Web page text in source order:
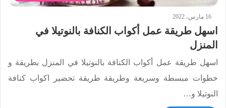
16 مارس، 2022
اسهل طريقة عمل أكواب الكنافة بالنوتيلا في
المنزل
اسهل طريقة عمل أكواب الكنافة بالنوتيلا في المنزل بطريقة و
خطوات مبسطة وسريعة وطريقة طريقة تحضير اكواب كنافة
النوتيلا و…